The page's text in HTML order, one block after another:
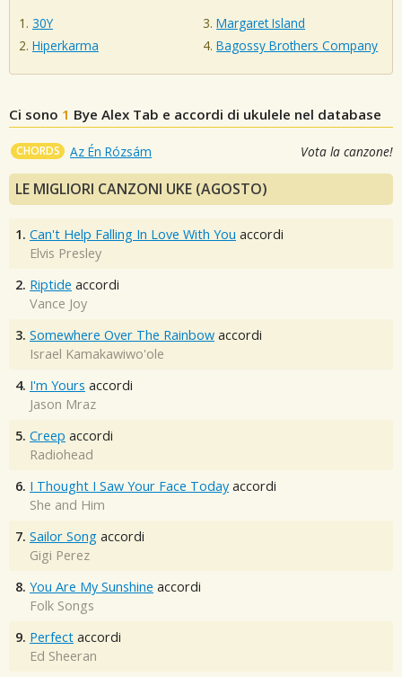
30Y
Hiperkarma
Margaret Island
Bagossy Brothers Company
Ci sono 1 Bye Alex Tab e accordi di ukulele nel database
CHORDS Az Én Rózsám Vota la canzone!
LE MIGLIORI CANZONI UKE (AGOSTO)
1. Can't Help Falling In Love With You accordi
Elvis Presley
2. Riptide accordi
Vance Joy
3. Somewhere Over The Rainbow accordi
Israel Kamakawiwo'ole
4. I'm Yours accordi
Jason Mraz
5. Creep accordi
Radiohead
6. I Thought I Saw Your Face Today accordi
She and Him
7. Sailor Song accordi
Gigi Perez
8. You Are My Sunshine accordi
Folk Songs
9. Perfect accordi
Ed Sheeran